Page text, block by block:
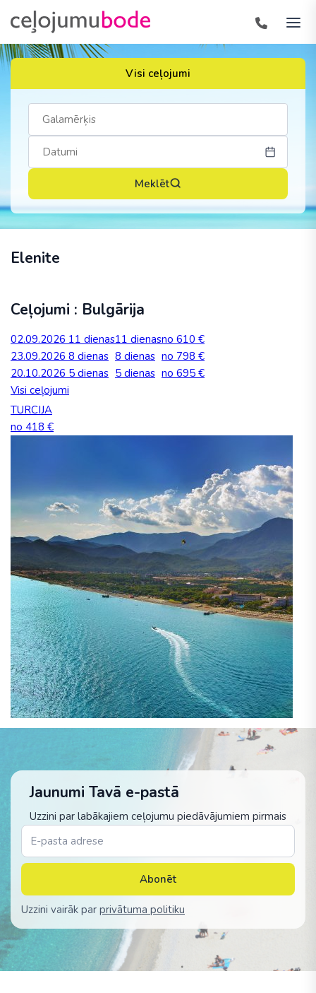
Visi ceļojumi
Meklēt
Elenite
Ceļojumi : Bulgārija
02.09.2026 11 dienas11 dienasno 610 €
23.09.2026 8 dienas 8 dienas no 798 €
20.10.2026 5 dienas 5 dienas no 695 €
Visi ceļojumi
TURCIJA
no 418 €
Jaunumi Tavā e-pastā
Uzzini par labākajiem ceļojumu piedāvājumiem pirmais
Abonēt
Uzzini vairāk par privātuma politiku